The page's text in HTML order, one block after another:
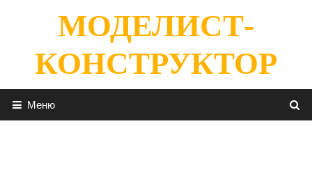
содержимомуМОДЕЛИСТ-
КОНСТРУКТОР
Меню